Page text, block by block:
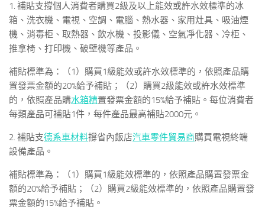
1. 補貼支撐個人消費者購買2級及以上能效或許水效標準的冰
箱、洗衣機、電視、空調、電腦、熱水器、家用灶具、吸油煙
機、消毒柜、取熱器、飲水機、投影儀、空氣凈化器、冷柜、
推拿椅、打印機、破壁機等產品。
補貼標準為：（1）購買1級能效或許水效標準的，依照產品購
置發票金額的20%給予補貼；（2）購買2級能效或許水效標準
的，依照產品購水箱精置發票金額的15%給予補貼。每位消費者
每類產品可補貼1件，每件產品最高補貼2000元。
2. 補貼支德系車材料撐省內飯店汽車零件貿易商購買電視終端
設備產品。
補貼標準為：（1）購買1級能效標準的，依照產品購置發票金
額的20%給予補貼；（2）購買2級能效標準的，依照產品購置發
票金額的15%給予補貼。